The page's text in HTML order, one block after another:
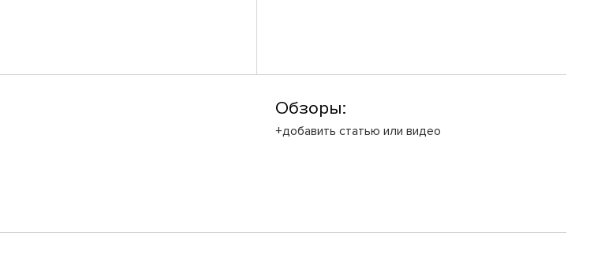
Обзоры:
+добавить статью или видео